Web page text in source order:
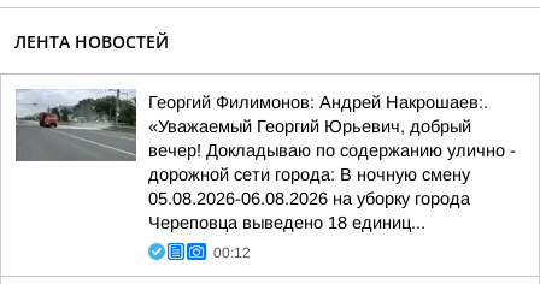
ЛЕНТА НОВОСТЕЙ
Георгий Филимонов: Андрей Накрошаев:.
«Уважаемый Георгий Юрьевич, добрый
вечер! Докладываю по содержанию улично -
дорожной сети города: В ночную смену
05.08.2026-06.08.2026 на уборку города
Череповца выведено 18 единиц...
00:12